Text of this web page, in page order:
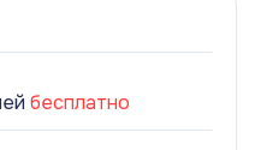
бесплатно